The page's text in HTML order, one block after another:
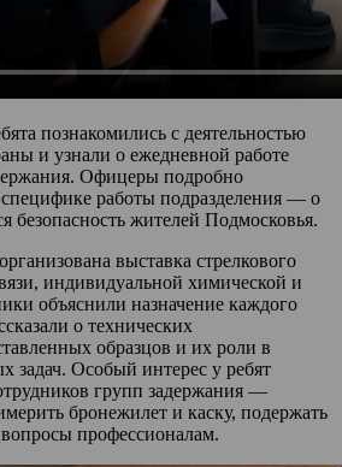
познакомились с деятельностью
и узнали о ежедневной работе
Офицеры подробно
специфике работы подразделения — о
безопасность жителей Подмосковья.
выставка стрелкового
индивидуальной химической и
объяснили назначение каждого
о технических
образцов и их роли в
задач. Особый интерес у ребят
групп задержания —
бронежилет и каску, подержать
профессионалам.